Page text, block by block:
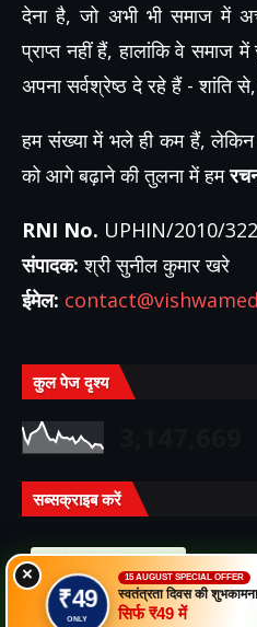
×
₹49
ONLY
15 AUGUST SPECIAL OFFER
स्वतंत्रता दिवस की
सिर्फ ₹49 में
देना है, जो अभी भी समाज में
प्राप्त नहीं हैं, हालांकि वे
अपना सर्वश्रेष्ठ दे रहे हैं - शांति
हम संख्या में भले ही कम हैं,
को आगे बढ़ाने की तुलना में हम
RNI No. UPHIN/2010/
संपादक: श्री सुनील कुमार खरे
ईमेल:
कुल पेज दृश्य
सब्सक्राइब करें
संदेश
सभी टिप्पणियां